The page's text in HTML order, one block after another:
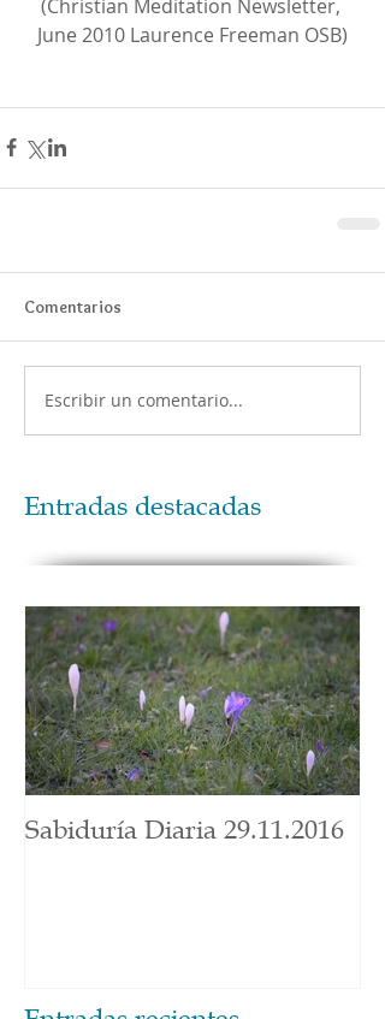
(Christian Meditation Newsletter,
June 2010 Laurence Freeman OSB)
Comentarios
Escribir un comentario...
Entradas destacadas
Sabiduría Diaria 29.11.2016